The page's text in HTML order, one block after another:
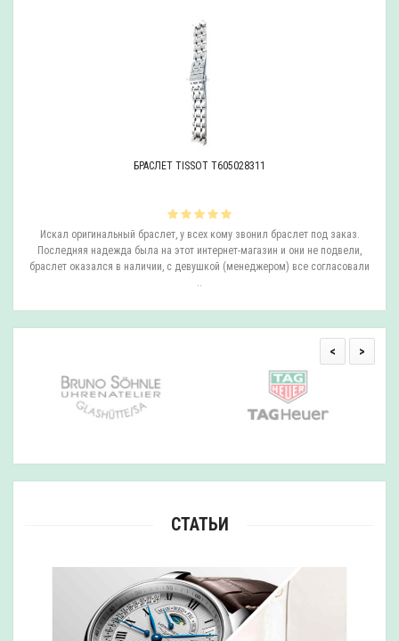
БРАСЛЕТ TISSOT T605028311
Искал оригинальный браслет, у всех кому звонил браслет под заказ.
Последняя надежда была на этот интернет-магазин и они не подвели,
браслет оказался в наличии, с девушкой (менеджером) все согласовали
..
< >
СТАТЬИ